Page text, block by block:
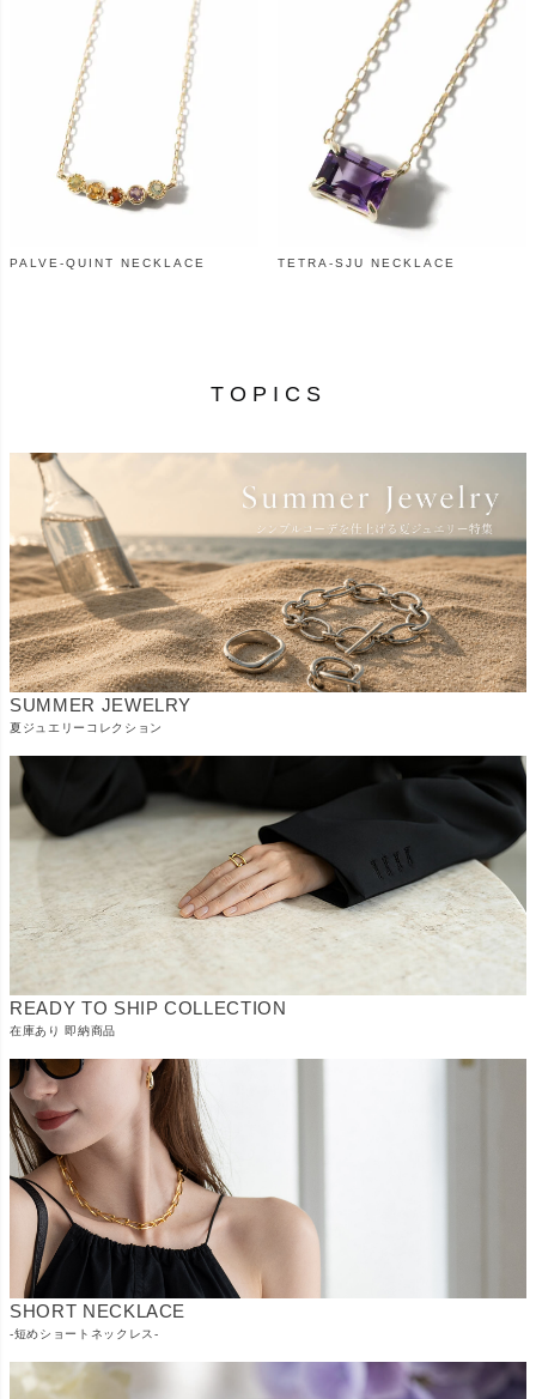
PALVE-QUINT NECKLACE TETRA-SJU NECKLACE
TOPICS
SUMMER JEWELRY
夏ジュエリーコレクション
READY TO SHIP COLLECTION
在庫あり 即納商品
SHORT NECKLACE
-短めショートネックレス-